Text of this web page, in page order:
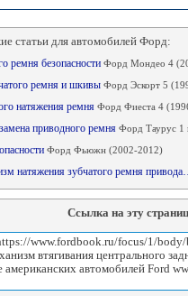
статьи для автомобилей Форд:
ремня безопасности Форд Мондео 4
ремня и шкивы Форд Эскорт 5
натяжения ремня Форд Фиеста 4
приводного ремня Форд Таурус 1
Форд Фьюжн (2002-2012)
натяжения зубчатого ремня
Ссылка на эту